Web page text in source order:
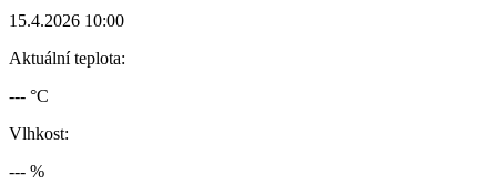
15.4.2026 10:00
Aktuální teplota:
--- °C
Vlhkost:
--- %